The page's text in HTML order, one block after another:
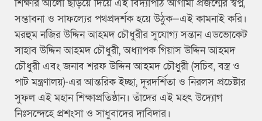
শিক্ষার আলো ছড়িয়ে দিয়ে এই বিদ্যাপীঠ আগামী প্রজন্মের স্বপ্ন,
সম্ভাবনা ও সাফল্যের পথপ্রদর্শক হয়ে উঠুক—এই কামনাই করি।
মরহুম নজির উদ্দিন আহমদ চৌধুরীর সুযোগ্য সন্তান এডভোকেট
সাহাব উদ্দিন আহমদ চৌধুরী, অধ্যাপক গিয়াস উদ্দিন আহমদ
চৌধুরী এবং জনাব শরফ উদ্দিন আহমদ চৌধুরী (সচিব, বস্ত্র ও
পাট মন্ত্রণালয়)-এর আন্তরিক ইচ্ছা, দূরদর্শিতা ও নিরলস প্রচেষ্টার
সুফল এই মহান শিক্ষাপ্রতিষ্ঠান। তাঁদের এই মহৎ উদ্যোগ
নিঃসন্দেহে প্রশংসা ও সাধুবাদের দাবিদার।